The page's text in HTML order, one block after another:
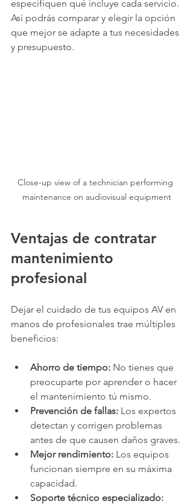
especifiquen qué incluye cada servicio.
Así podrás comparar y elegir la opción
que mejor se adapte a tus necesidades
y presupuesto.
Close-up view of a technician performing
maintenance on audiovisual equipment
Ventajas de contratar
mantenimiento
profesional
Dejar el cuidado de tus equipos AV en
manos de profesionales trae múltiples
beneficios:
Ahorro de tiempo: No tienes que
preocuparte por aprender o hacer
el mantenimiento tú mismo.
Prevención de fallas: Los expertos
detectan y corrigen problemas
antes de que causen daños graves.
Mejor rendimiento: Los equipos
funcionan siempre en su máxima
capacidad.
Soporte técnico especializado: